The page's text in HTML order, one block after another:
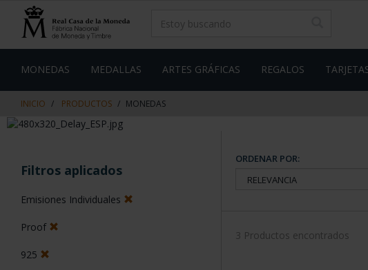
contenido
de
MONEDAS MEDALLAS ARTES GRÁFICAS REGALOS
INICIO PRODUCTOS MONEDAS
Filtros aplicados
Emisiones Individuales
Proof
925
ORDENAR POR:
3 Productos encontrados